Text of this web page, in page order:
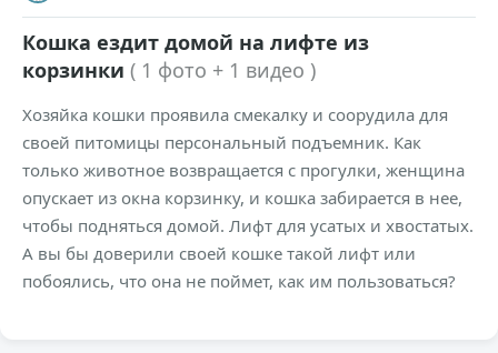
Кошка ездит домой на лифте из
корзинки ( 1 фото + 1 видео )
Хозяйка кошки проявила смекалку и соорудила для
своей питомицы персональный подъемник. Как
только животное возвращается с прогулки, женщина
опускает из окна корзинку, и кошка забирается в нее,
чтобы подняться домой. Лифт для усатых и хвостатых.
А вы бы доверили своей кошке такой лифт или
побоялись, что она не поймет, как им пользоваться?